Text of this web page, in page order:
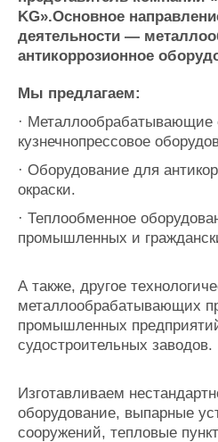
Репутация
Крюинг
Реклама
Изделия
Услуги
Конференции
Выставки и семинары
Личности
Словарь
KG».Основное
деятельности —
антикоррозионное
Мы предлагаем:
· Металлообрабатывающие
кузнечнопрессовое
· Оборудование для
окраски.
· Теплообменное
промышленных и
А также, другое
металлообрабатывающих
промышленных
судостроительных заводов.
Изготавливаем
оборудование, выпарные
сооружений, тепловые